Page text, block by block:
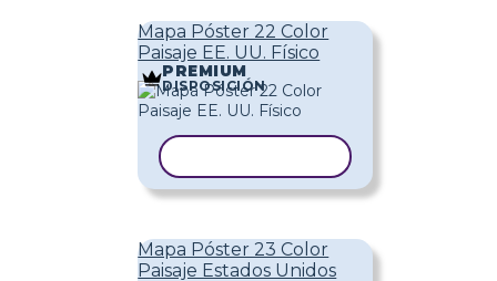
Mapa Póster 22 Color
Paisaje EE. UU. Físico
PREMIUM
DISPOSICIÓN
Mapa Póster 23 Color
Paisaje Estados Unidos